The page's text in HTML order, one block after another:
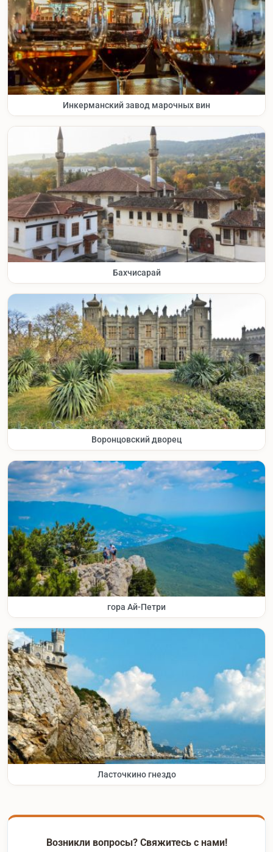
Инкерманский завод марочных вин
Бахчисарай
Воронцовский дворец
гора Ай-Петри
Ласточкино гнездо
Возникли вопросы? Свяжитесь с нами!